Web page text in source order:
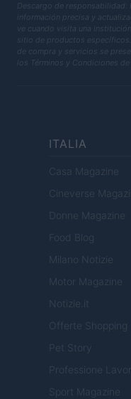
Descargo de responsabilidad:
información precisa y
ve cuando visita una
sitio de productos
de compra y servicios se
los Términos y Condiciones
ITALIA
Casa Magazine
Cineverse
Donne Magazine
Food Blog
Milano Notizie
Motor Magazine
Notizie.it
Offerte Shopping
Pet Story
Professione
Sport Magazine